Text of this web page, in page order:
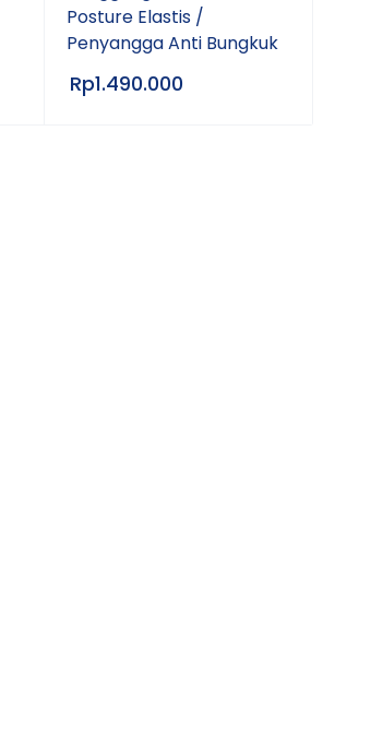
Posture Elastis /
Penyangga Anti Bungkuk
Rp1.490.000